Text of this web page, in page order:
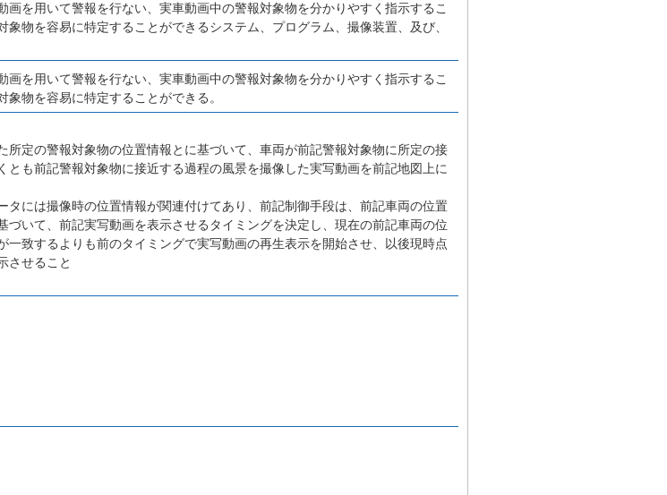
を用いて警報を行ない、実車動画中の警報対象物を分かりやすく指示するこ
物を容易に特定することができるシステム、プログラム、撮像装置、及び、
を用いて警報を行ない、実車動画中の警報対象物を分かりやすく指示するこ
物を容易に特定することができる。
所定の警報対象物の位置情報とに基づいて、車両が前記警報対象物に所定の接
とも前記警報対象物に接近する過程の風景を撮像した実写動画を前記地図上に
タには撮像時の位置情報が関連付けてあり、前記制御手段は、前記車両の位置
づいて、前記実写動画を表示させるタイミングを決定し、現在の前記車両の位
一致するよりも前のタイミングで実写動画の再生表示を開始させ、以後現時点
させること